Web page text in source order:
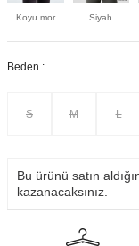
Koyu mor Siyah
Beden :
S M L
Bu ürünü satın
kazanacaksınız.